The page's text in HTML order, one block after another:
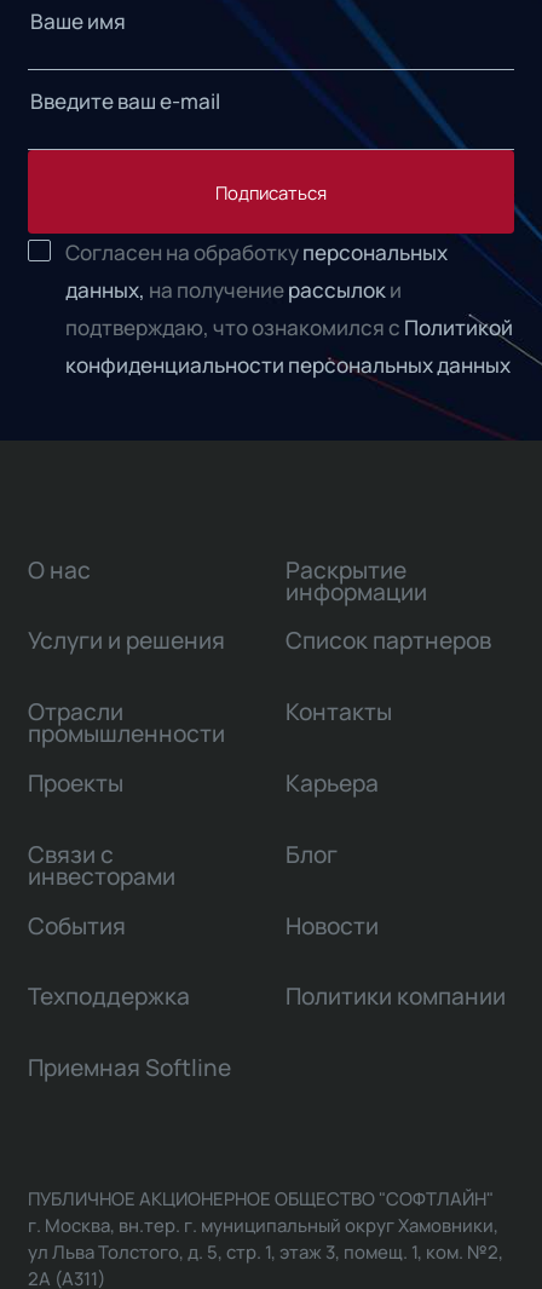
Подписаться
Согласен на обработкуперсональных
данных, на получениерассылоки
подтверждаю, что ознакомился с Политикой
конфиденциальности персональных данных
О нас
Услуги и решения
Отрасли
промышленности
Проекты
Связи с
инвесторами
Раскрытие
информации
Список партнеров
Контакты
Карьера
Блог
События Новости
Техподдержка Политики компании
Приемная Softline
ПУБЛИЧНОЕ АКЦИОНЕРНОЕ ОБЩЕСТВО "СОФТЛАЙН"
г. Москва, вн.тер. г. муниципальный округ Хамовники,
ул Льва Толстого, д. 5, стр. 1, этаж 3, помещ. 1, ком. №2,
2А (А311)